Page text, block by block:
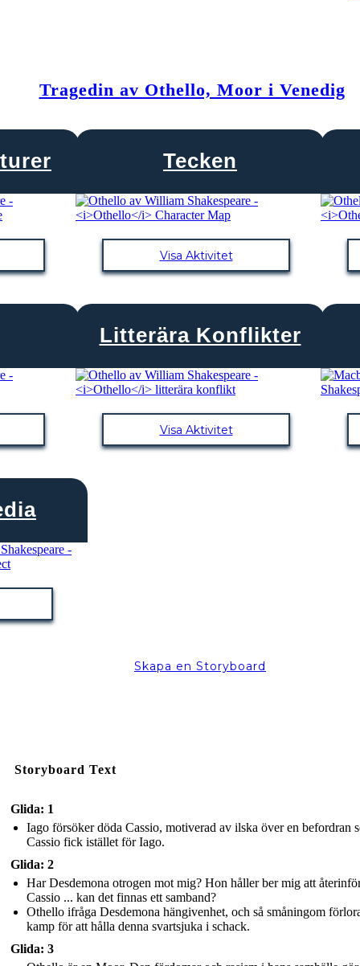
Tragedin av Othello, Moor i Venedig
Tecken
Visa Aktivitet
Litterära Konflikter
Visa Aktivitet
Skapa en Storyboard
Storyboard Text
Glida: 1
Iago försöker döda Cassio, motiverad av ilska över en befordran
Cassio fick istället för Iago.
Glida: 2
Har Desdemona otrogen mot mig? Hon håller ber mig att
Cassio ... kan det finnas ett samband?
Othello ifråga Desdemona hängivenhet, och så småningom
kamp för att hålla denna svartsjuka i schack.
Glida: 3